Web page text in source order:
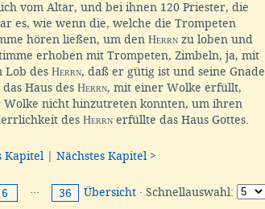
vom Altar, und bei ihnen 120 Priester, die
es, wie wenn die, welche die Trompeten
hören ließen, um den Herrn zu loben und
erhoben mit Trompeten, Zimbeln, ja, mit
Lob des Herrn, daß er gütig ist und seine Gnade
Haus des Herrn, mit einer Wolke erfüllt,
nicht hinzutreten konnten, um ihren
des Herrn erfüllte das Haus Gottes.
Kapitel Nächstes Kapitel >
6 ··· 36 Übersicht · Schnellauswahl: